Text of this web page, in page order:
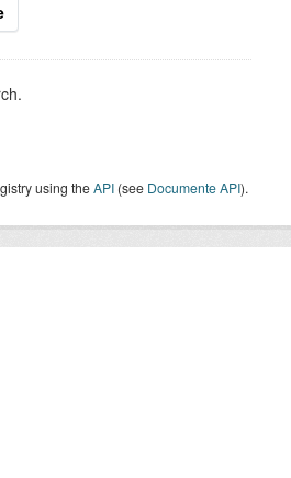
using theAPI (see Documente API).